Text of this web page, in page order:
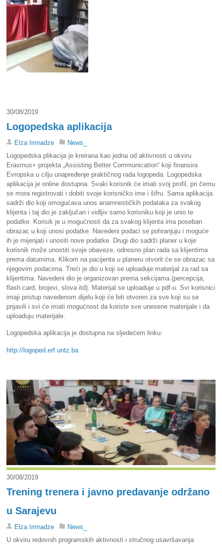
30/08/2019
Logopedska aplikacija
Elza Imnadze
News_
Logopedska plikacija je kreirana kao jedna od aktivnosti u okviru
Erasmus+ projekta „Assisting Better Communication“ koji finansira
Evropska u cilju unapređenje praktičnog rada logopeda. Logopedska
aplikacija je online dostupna. Svaki korisnik će imati svoj profil, pri čemu
se mora registrovati i dobiti svoje korisničko ime i šifru. Sama aplikacija
sadrži dio koji omogućava unos anamnestičkih podataka za svakog
klijenta i taj dio je zaključan i vidljiv samo korisniku koji je unio te
podatke. Korisik je u mogućnosti da za svakog klijenta ima poseban
obrazac u koji unosi podatke. Navedeni podaci se pohranjuju i moguće
ih je mijenjati i unositi nove podatke. Drugi dio sadrži planer u koje
korisnik može unostiti svoje obaveze, odnosno plan rada sa klijentima
prema datumima. Klikom na pacijenta u planeru otvorit će se obrazac sa
njegovim podacima. Treći je dio u koji se uploaduje materijal za rad sa
klijentima. Navedeni dio je organizovan prema sekcijama (percepcija,
flash card, brojevi, slova itd). Materijal se uploaduje u pdf-u. Svi korisnici
imaji pristup navedenom dijelu koji će biti otvoren za sve koji su se
prijavili i svi će imati mogućnost da koriste sve unesene materijale i da
uploaduju materijale.
Logopedska aplikacija je dostupna na sljedećem linku:
http://logoped.erf.untz.ba
30/08/2019
Trening trenera i javno predavanje održano
u Sarajevu
Elza Imnadze
News_
U okviru redovnih programskih aktivnosti i stručnog usavršavanja